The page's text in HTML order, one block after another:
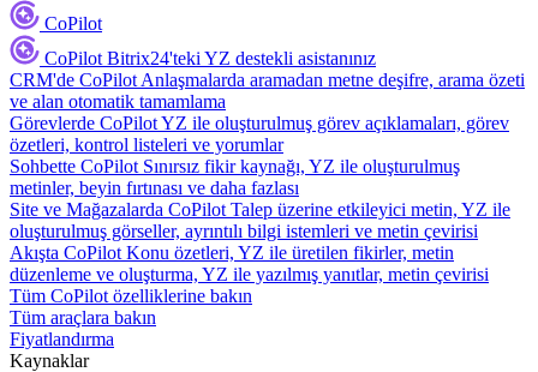
CoPilot
CoPilot Bitrix24'teki YZ destekli asistanınız
CRM'de CoPilot Anlaşmalarda aramadan metne deşifre, arama özeti
ve alan otomatik tamamlama
Görevlerde CoPilotYZ ile oluşturulmuş görev açıklamaları, görev
özetleri, kontrol listeleri ve yorumlar
Sohbette CoPilot Sınırsız fikir kaynağı, YZ ile oluşturulmuş
metinler, beyin fırtınası ve daha fazlası
Site ve Mağazalarda CoPilot Talep üzerine etkileyici metin, YZ ile
oluşturulmuş görseller, ayrıntılı bilgi istemleri ve metin çevirisi
Akışta CoPilot Konu özetleri, YZ ile üretilen fikirler, metin
düzenleme ve oluşturma, YZ ile yazılmış yanıtlar, metin çevirisi
Tüm CoPilot özelliklerine bakın
Tüm araçlara bakın
Fiyatlandırma
Kaynaklar